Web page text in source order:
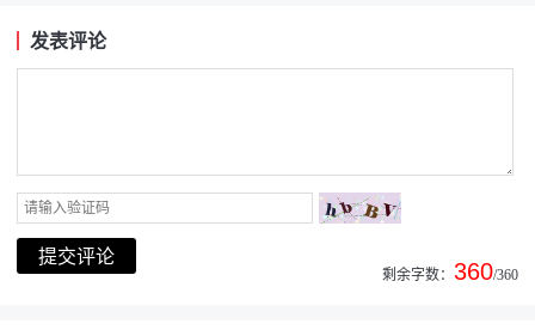
发表评论
剩余字数：360/360